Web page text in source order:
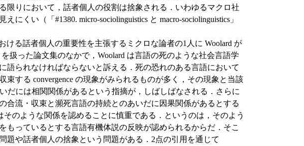
限りにおいて，話者個人の役割は捨象される．いわゆるマクロ社
にくい（「#1380. micro-sociolinguistics と macro-sociolinguistics」
る話者個人の重要性を主張するミクロな論者の1人に Woolard が
を扱った論文集のなかで，Woolard は言語の死のような社会言語学
語られなければならないと訴える．死の恐れのある言語において
束する convergence の現象がみられるものが多く，その現象と当該
だには相関関係があるという指摘が，しばしばなされる．さらに
合流・収束と瀕死言語の持続とのあいだに因果関係があるとする
そのような関係を認めることに慎重である．というのは，そのよう
もっているとする言語有機体説の反映が認められるからだ．そこ
題や話者個人の捨象という問題がある．2点の引用を通じて